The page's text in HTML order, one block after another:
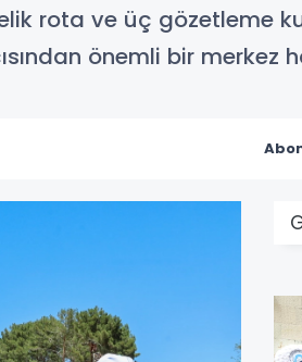
rota ve üç gözetleme
önemli bir merkez